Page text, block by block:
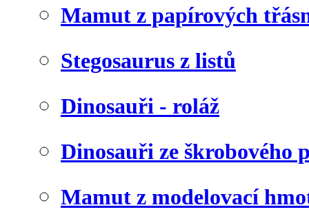
Mamut z papírových
Stegosaurus z listů
Dinosauři - roláž
Dinosauři ze škrobového
Mamut z modelovací